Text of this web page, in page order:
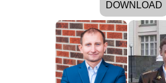
DOWNLOAD